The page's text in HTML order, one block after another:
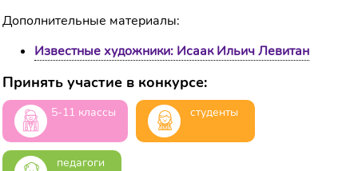
Дополнительные материалы:
Известные художники: Исаак Ильич Левитан
Принять участие в конкурсе:
5-11 классы студенты
педагоги